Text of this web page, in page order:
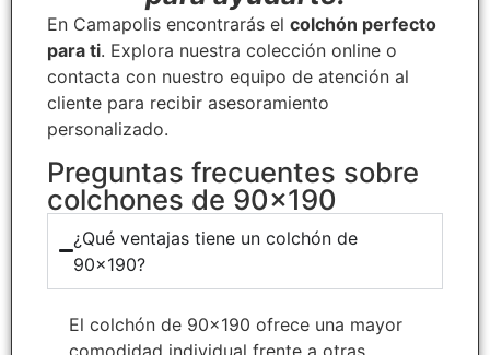
En Camapolis encontrarás el colchón perfecto
para ti. Explora nuestra colección online o
contacta con nuestro equipo de atención al
cliente para recibir asesoramiento
personalizado.
Preguntas frecuentes sobre
colchones de 90x190
¿Qué ventajas tiene un colchón de
90x190?
El colchón de 90×190 ofrece una mayor
comodidad individual frente a otras